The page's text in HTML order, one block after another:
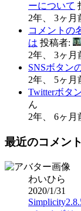
ーについて
2年、 3ヶ月
コメントの
は 投稿者:
2年、 3ヶ月
SNSボタン
2年、 5ヶ月
Twitterボタ
ん
2年、 6ヶ月
最近のコメント
わいひら
2020/1/31